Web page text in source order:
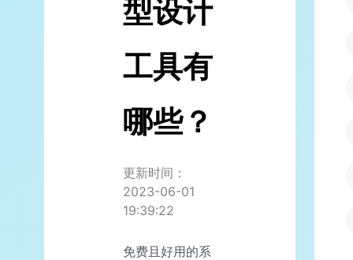
型设计
工具有
哪些？
更新时间：
2023-06-01
19:39:22
免费且好用的系